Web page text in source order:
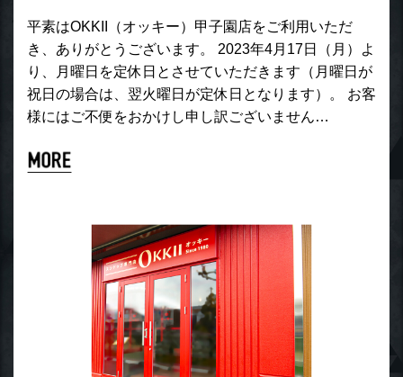
平素はOKKII（オッキー）甲子園店をご利用いただ
き、ありがとうございます。 2023年4月17日（月）よ
り、月曜日を定休日とさせていただきます（月曜日が
祝日の場合は、翌火曜日が定休日となります）。 お客
様にはご不便をおかけし申し訳ございません…